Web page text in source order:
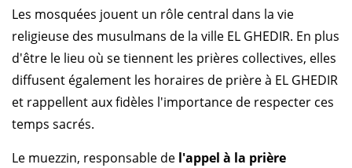
Les mosquées jouent un rôle central dans la vie
religieuse des musulmans de la ville EL GHEDIR. En plus
d'être le lieu où se tiennent les prières collectives, elles
diffusent également les horaires de prière à EL GHEDIR
et rappellent aux fidèles l'importance de respecter ces
temps sacrés.
Le muezzin, responsable de l'appel à la prière